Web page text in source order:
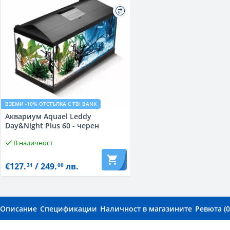
ВЗЕМИ -10% ОТСТЪПКА С TBI BANK
Aквариум Aquael Leddy
Day&Night Plus 60 - черен
В наличност
€127.31 / 249.00 лв.
Описание Спецификации Наличност в магазините Ревюта